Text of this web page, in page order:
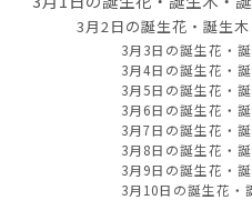
3月2日の誕生花・誕生
3月3日の誕生花・
3月4日の誕生花・
3月5日の誕生花・
3月6日の誕生花・
3月7日の誕生花・
3月8日の誕生花・
3月9日の誕生花・
3月10日の誕生花・